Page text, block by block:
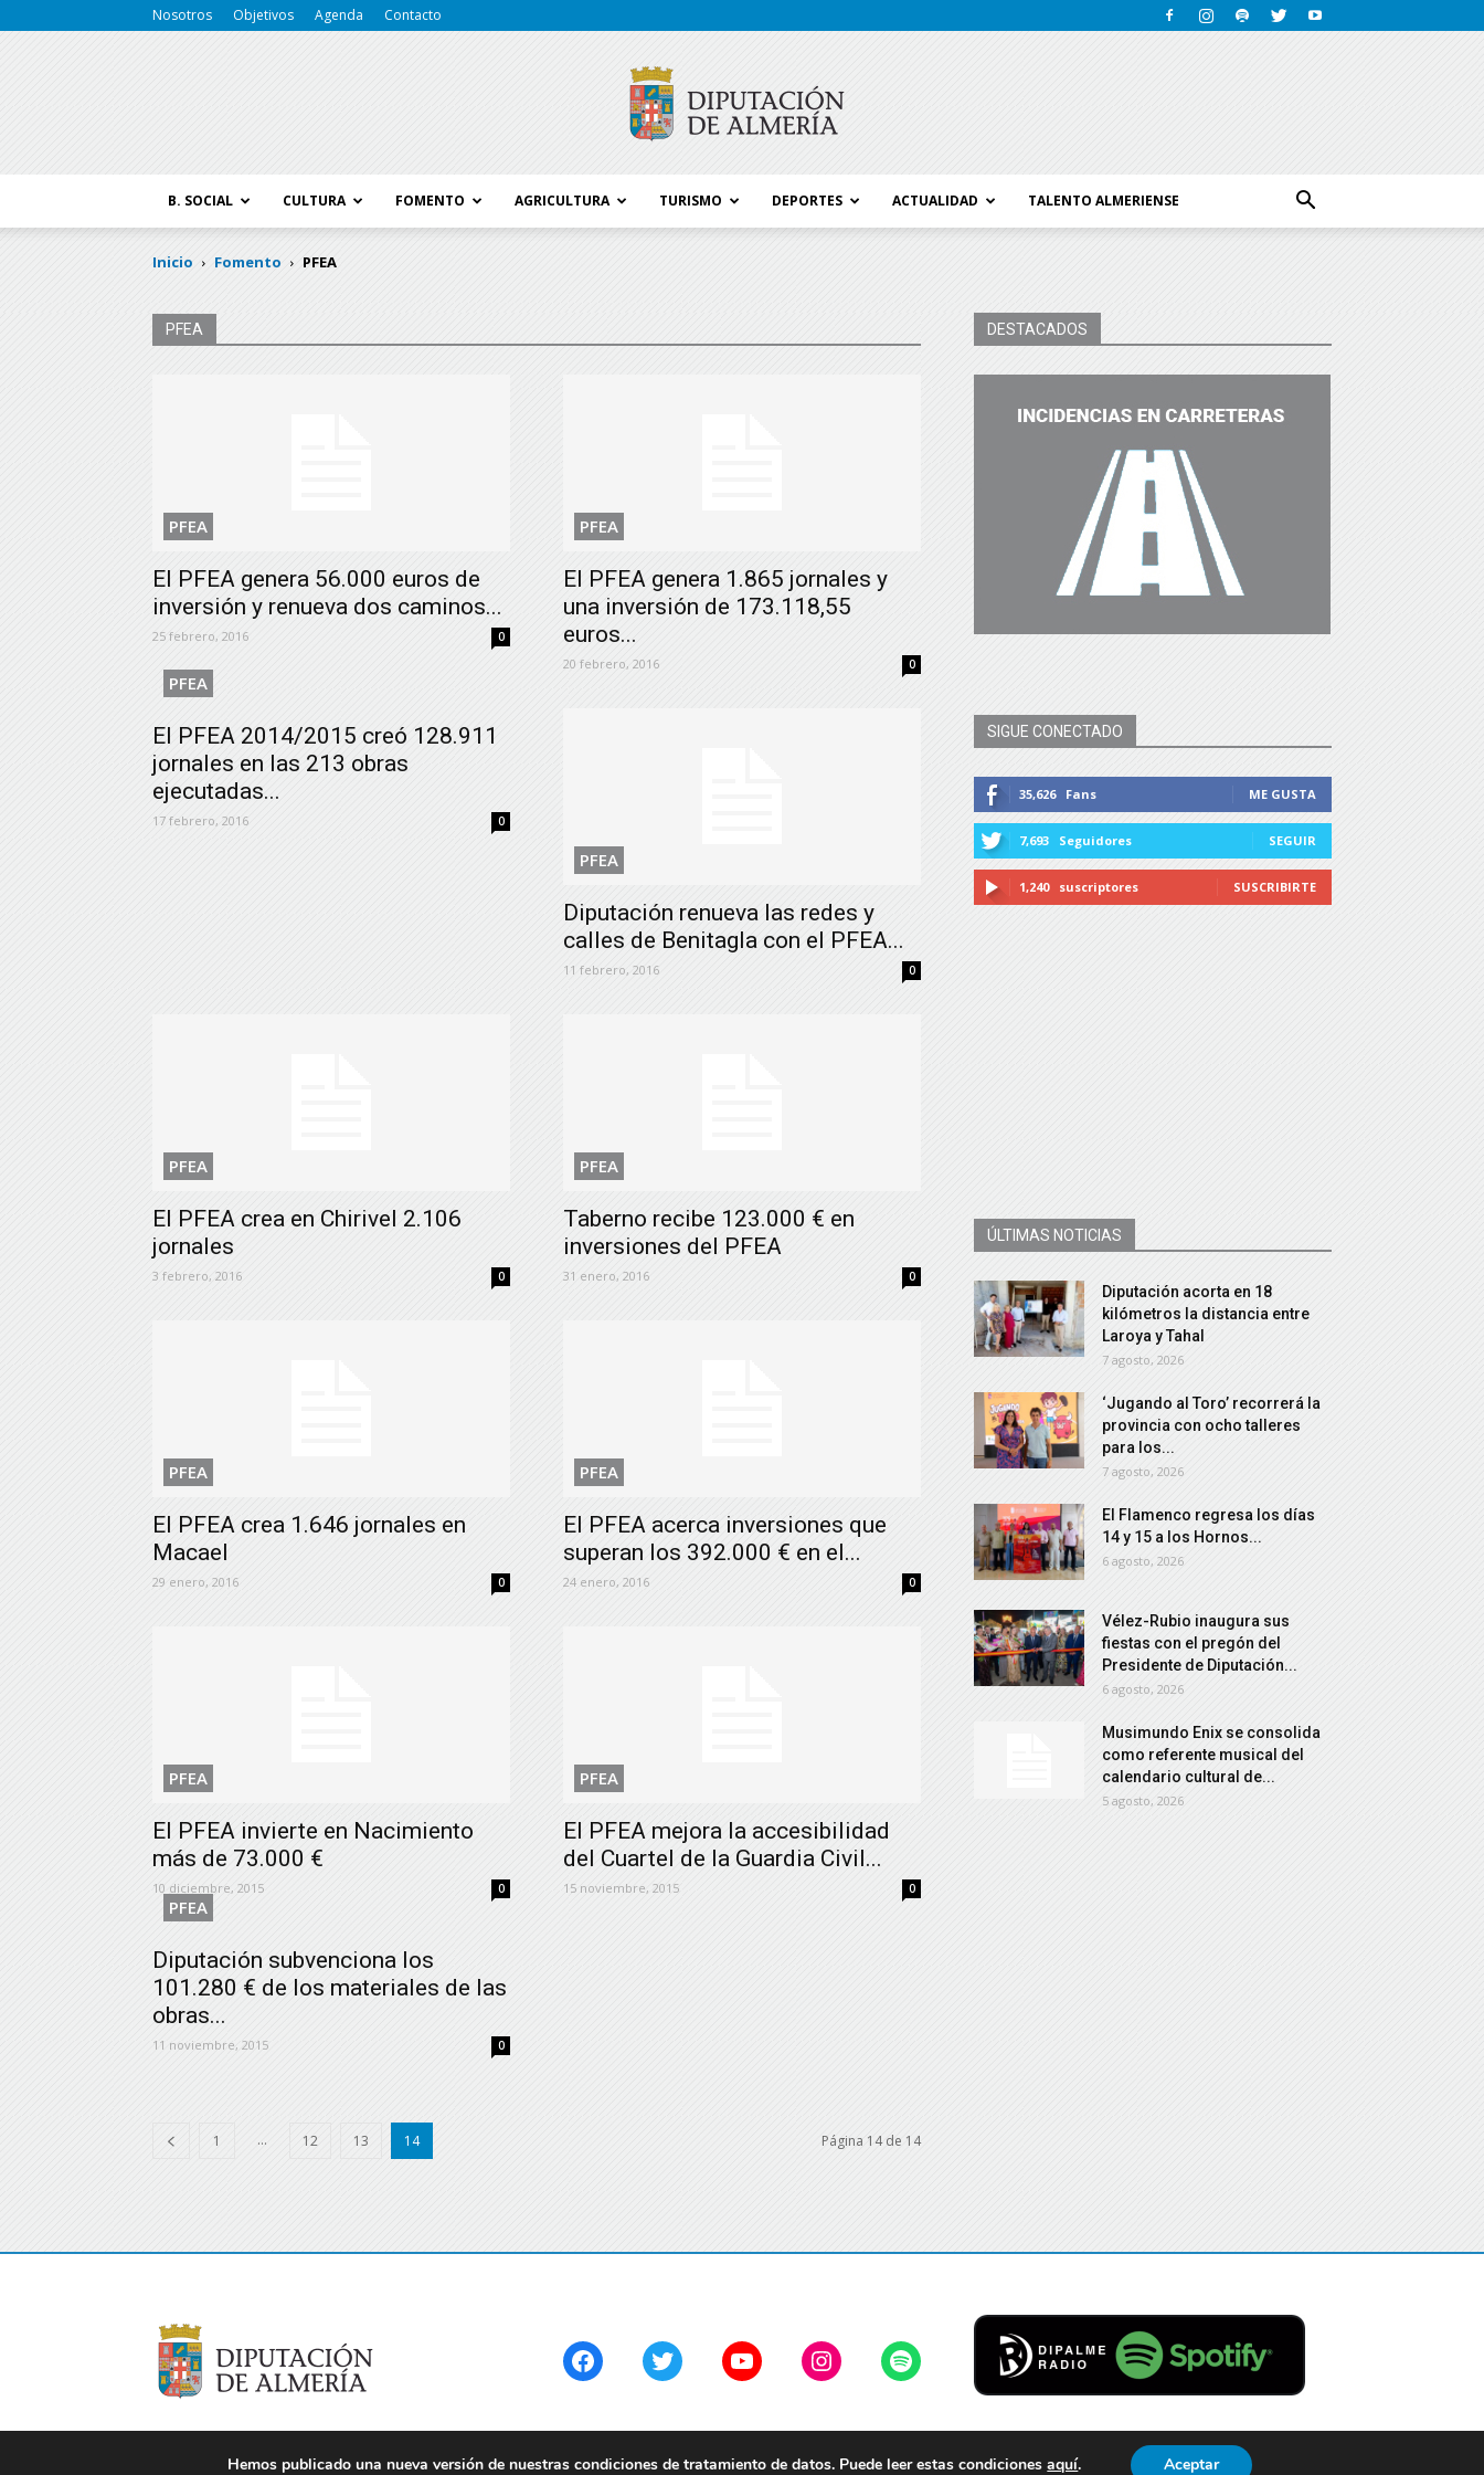
Nosotros Objetivos Agenda Contacto
B. SOCIAL CULTURA FOMENTO AGRICULTURA TURISMO DEPORTES ACTUALIDAD TALENTO ALMERIENSE
Inicio Fomento PFEA
PFEA
PFEA
El PFEA genera 56.000 euros de
inversión y renueva dos caminos...
25 febrero, 2016 0
PFEA
El PFEA genera 1.865 jornales y
una inversión de 173.118,55
euros...
20 febrero, 2016 0
PFEA
El PFEA 2014/2015 creó 128.911
jornales en las 213 obras
ejecutadas...
17 febrero, 2016 0
PFEA
Diputación renueva las redes y
calles de Benitagla con el PFEA...
11 febrero, 2016 0
PFEA
El PFEA crea en Chirivel 2.106
jornales
3 febrero, 2016 0
PFEA
Taberno recibe 123.000 € en
inversiones del PFEA
31 enero, 2016 0
PFEA
El PFEA crea 1.646 jornales en
Macael
29 enero, 2016 0
PFEA
El PFEA acerca inversiones que
superan los 392.000 € en el...
24 enero, 2016 0
PFEA
El PFEA invierte en Nacimiento
más de 73.000 €
10 diciembre, 2015 0
PFEA
El PFEA mejora la accesibilidad
del Cuartel de la Guardia Civil...
15 noviembre, 2015 0
PFEA
Diputación subvenciona los
101.280 € de los materiales de las
obras...
11 noviembre, 2015 0
1 ... 12 13 14 Página 14 de 14
DESTACADOS
SIGUE CONECTADO
35,626 Fans ME GUSTA
7,693 Seguidores SEGUIR
1,240 suscriptores SUSCRIBIRTE
ÚLTIMAS NOTICIAS
Diputación acorta en 18
kilómetros la distancia entre
Laroya y Tahal
7 agosto, 2026
‘Jugando al Toro’ recorrerá la
provincia con ocho talleres
para los...
7 agosto, 2026
El Flamenco regresa los días
14 y 15 a los Hornos...
6 agosto, 2026
Vélez-Rubio inaugura sus
fiestas con el pregón del
Presidente de Diputación...
6 agosto, 2026
Musimundo Enix se consolida
como referente musical del
calendario cultural de...
5 agosto, 2026
FacebookTwitterYouTubeInstagramSpotify
Hemos publicado una nueva versión de nuestras condiciones de tratamiento de datos. Puede leer estas condicionesaquí. Aceptar